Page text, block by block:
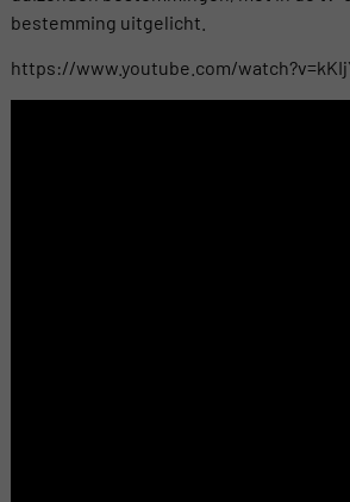
bestemming uitgelicht.
https://www.youtube.com/